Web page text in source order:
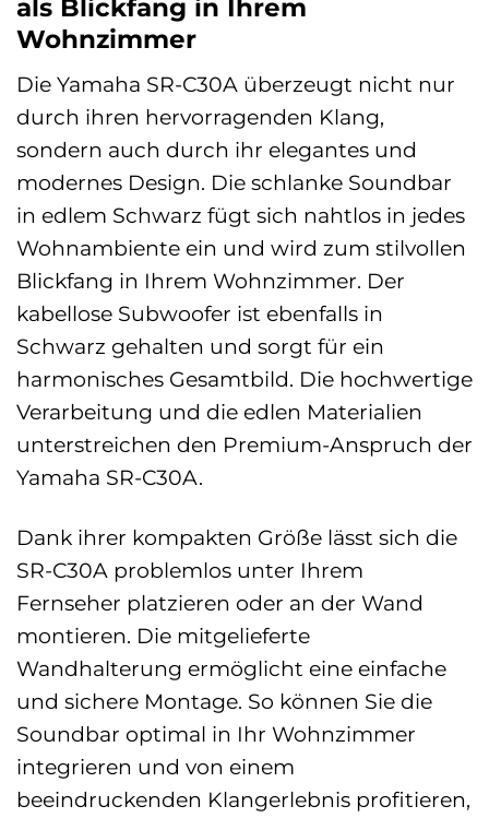
als Blickfang in Ihrem
Wohnzimmer
Die Yamaha SR-C30A überzeugt nicht nur
durch ihren hervorragenden Klang,
sondern auch durch ihr elegantes und
modernes Design. Die schlanke Soundbar
in edlem Schwarz fügt sich nahtlos in jedes
Wohnambiente ein und wird zum stilvollen
Blickfang in Ihrem Wohnzimmer. Der
kabellose Subwoofer ist ebenfalls in
Schwarz gehalten und sorgt für ein
harmonisches Gesamtbild. Die hochwertige
Verarbeitung und die edlen Materialien
unterstreichen den Premium-Anspruch der
Yamaha SR-C30A.
Dank ihrer kompakten Größe lässt sich die
SR-C30A problemlos unter Ihrem
Fernseher platzieren oder an der Wand
montieren. Die mitgelieferte
Wandhalterung ermöglicht eine einfache
und sichere Montage. So können Sie die
Soundbar optimal in Ihr Wohnzimmer
integrieren und von einem
beeindruckenden Klangerlebnis profitieren,